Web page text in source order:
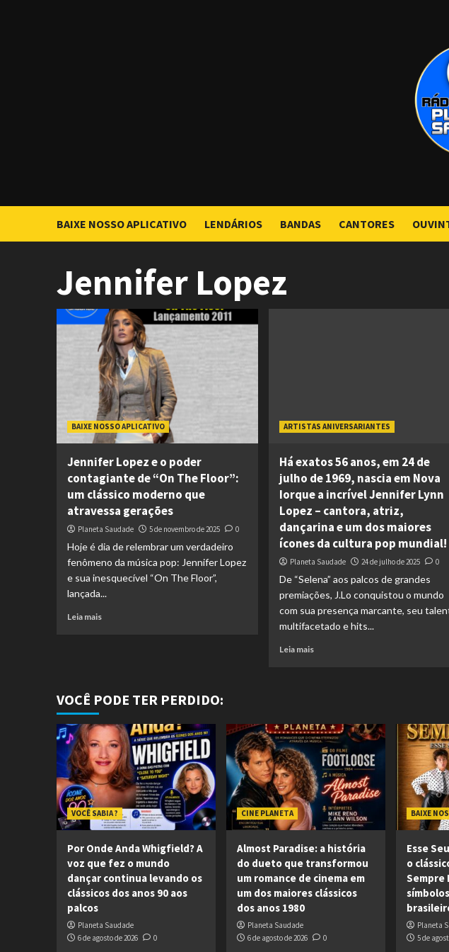
BAIXE NOSSO APLICATIVO LENDÁRIOS BANDAS CANTORES
Jennifer Lopez
BAIXE NOSSO APLICATIVO
Jennifer Lopez e o poder
contagiante de “On The Floor”:
um clássico moderno que
atravessa gerações
Planeta Saudade 5 de novembro de 2025 0
Hoje é dia de relembrar um verdadeiro
fenômeno da música pop: Jennifer Lopez
e sua inesquecível “On The Floor”,
lançada...
Leia mais
ARTISTAS ANIVERSARIANTES
Há exatos 56 anos, em 24 de
julho de 1969, nascia em Nova
Iorque a incrível Jennifer Lynn
Lopez – cantora, atriz,
dançarina e um dos maiores
ícones da cultura pop mundial!
Planeta Saudade 24 de julho de 2025 0
De “Selena” aos palcos de grandes
premiações, J.Lo conquistou o mundo
com sua presença marcante, seu
multifacetado e hits...
Leia mais
VOCÊ PODE TER PERDIDO:
VOCÊ SABIA ?
Por Onde Anda Whigfield? A
voz que fez o mundo
dançar continua levando os
clássicos dos anos 90 aos
palcos
Planeta Saudade
6 de agosto de 2026
0
CINE PLANETA
Almost Paradise: a história
do dueto que transformou
um romance de cinema em
um dos maiores clássicos
dos anos 1980
Planeta Saudade
6 de agosto de 2026
0
BAIXE
Esse
o
Sempre
Planeta
5 de